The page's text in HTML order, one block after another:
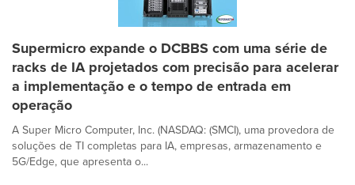
Supermicro expande o DCBBS com uma série de
racks de IA projetados com precisão para acelerar
a implementação e o tempo de entrada em
operação
A Super Micro Computer, Inc. (NASDAQ: (SMCI), uma provedora de
soluções de TI completas para IA, empresas, armazenamento e
5G/Edge, que apresenta o...